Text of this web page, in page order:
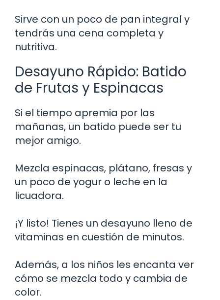
Sirve con un poco de pan integral y
tendrás una cena completa y
nutritiva.
Desayuno Rápido: Batido
de Frutas y Espinacas
Si el tiempo apremia por las
mañanas, un batido puede ser tu
mejor amigo.
Mezcla espinacas, plátano, fresas y
un poco de yogur o leche en la
licuadora.
¡Y listo! Tienes un desayuno lleno de
vitaminas en cuestión de minutos.
Además, a los niños les encanta ver
cómo se mezcla todo y cambia de
color.